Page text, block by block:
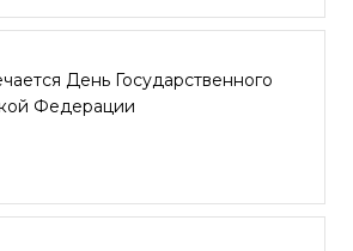
День Государственного
Федерации